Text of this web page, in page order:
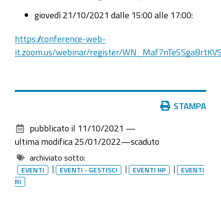
Registro
2021-
Sei
al
corrente
delle
evoluzioni
giovedì 21/10/2021 dalle 15:00 alle 17:00:
https://conference-web-
it.zoom.us/webinar/register/
documento
STAMPA
pubblicato il 11/10/2021 —
ultima modifica 25/01/2022—scaduto
archiviato sotto:
EVENTI EVENTI - GESTISCI EVENTI HP
EVENTI
RI